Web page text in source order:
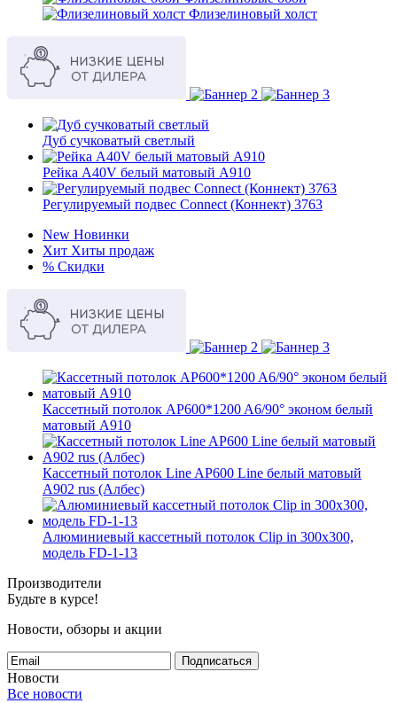
Флизелиновый холст
Дуб сучковатый светлый
Рейка A40V белый матовый A910
Регулируемый подвес Connect (Коннект) 3763
New Новинки
Хит Хиты продаж
% Скидки
Кассетный потолок AP600*1200 A6/90° эконом белый
матовый А910
Кассетный потолок Line AP600 Line белый матовый
А902 rus (Албес)
Алюминиевый кассетный потолок Clip in 300х300,
модель FD-1-13
Производители
Будьте в курсе!
Новости, обзоры и акции
Подписаться
Новости
Все новости